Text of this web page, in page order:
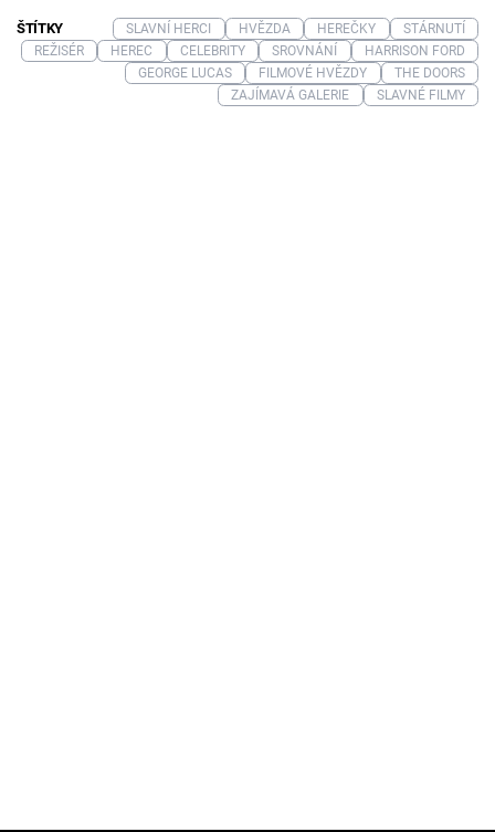
ŠTÍTKY SLAVNÍ HERCI HVĚZDA HEREČKY
STÁRNUTÍ
REŽISÉR
HEREC CELEBRITY SROVNÁNÍ
HARRISON FORD
GEORGE LUCAS
FILMOVÉ HVĚZDY
THE DOORS
ZAJÍMAVÁ GALERIE
SLAVNÉ FILMY